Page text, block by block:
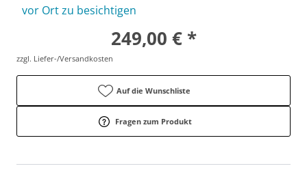
vor Ort zu besichtigen
249,00 € *
zzgl. Liefer-/Versandkosten
Auf die Wunschliste
Fragen zum Produkt